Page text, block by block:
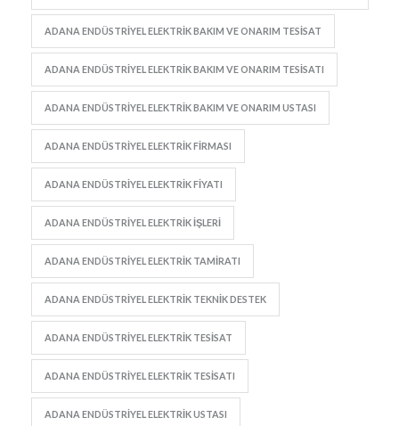
ADANA ENDÜSTRIYEL ELEKTRIK BAKIM VE ONARIM TESISAT
ADANA ENDÜSTRIYEL ELEKTRIK BAKIM VE ONARIM TESISATI
ADANA ENDÜSTRIYEL ELEKTRIK BAKIM VE ONARIM USTASI
ADANA ENDÜSTRIYEL ELEKTRIK FIRMASI
ADANA ENDÜSTRIYEL ELEKTRIK FIYATI
ADANA ENDÜSTRIYEL ELEKTRIK IŞLERI
ADANA ENDÜSTRIYEL ELEKTRIK TAMIRATI
ADANA ENDÜSTRIYEL ELEKTRIK TEKNIK DESTEK
ADANA ENDÜSTRIYEL ELEKTRIK TESISAT
ADANA ENDÜSTRIYEL ELEKTRIK TESISATI
ADANA ENDÜSTRIYEL ELEKTRIK USTASI